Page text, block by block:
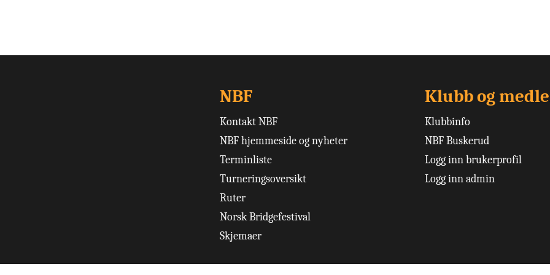
NBF
Kontakt NBF
NBF hjemmeside og nyheter
Terminliste
Turneringsoversikt
Ruter
Norsk Bridgefestival
Skjemaer
Klubb og
Klubbinfo
NBF Buskerud
Logg inn brukerprofil
Logg inn admin